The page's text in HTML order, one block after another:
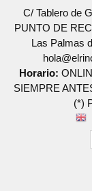
C/ Tablero de
PUNTO DE
Las Palmas
Horario:
SIEMPRE
(*)